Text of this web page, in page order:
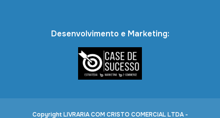
Desenvolvimento e Marketing:
Copyright LIVRARIA COM CRISTO COMERCIAL LTDA -